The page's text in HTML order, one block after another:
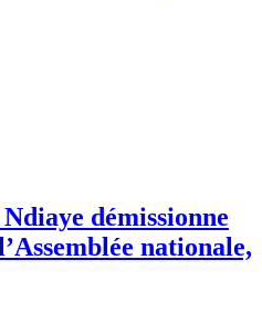
démissionne
nationale,